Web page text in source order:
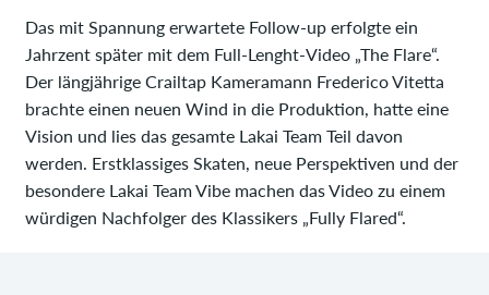
Das mit Spannung erwartete Follow-up erfolgte ein
Jahrzent später mit dem Full-Lenght-Video „The Flare“.
Der längjährige Crailtap Kameramann Frederico Vitetta
brachte einen neuen Wind in die Produktion, hatte eine
Vision und lies das gesamte Lakai Team Teil davon
werden. Erstklassiges Skaten, neue Perspektiven und der
besondere Lakai Team Vibe machen das Video zu einem
würdigen Nachfolger des Klassikers „Fully Flared“.